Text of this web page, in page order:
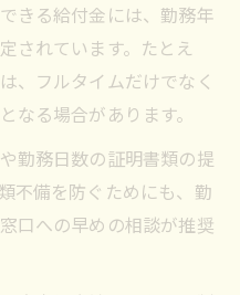
れるメリットを解説
したキャリア設計法
きる給付金には、勤務年
されています。たとえ
、フルタイムだけでなく
なる場合があります。
勤務日数の証明書類の提
不備を防ぐためにも、勤
口への早めの相談が推奨